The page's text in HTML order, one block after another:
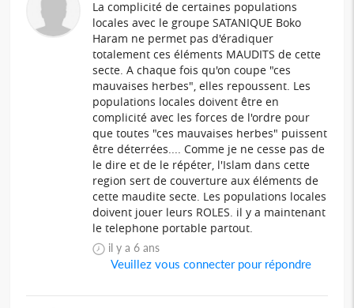
La complicité de certaines populations
locales avec le groupe SATANIQUE Boko
Haram ne permet pas d'éradiquer
totalement ces éléments MAUDITS de cette
secte. A chaque fois qu'on coupe "ces
mauvaises herbes", elles repoussent. Les
populations locales doivent être en
complicité avec les forces de l'ordre pour
que toutes "ces mauvaises herbes" puissent
être déterrées.... Comme je ne cesse pas de
le dire et de le répéter, l'Islam dans cette
region sert de couverture aux éléments de
cette maudite secte. Les populations locales
doivent jouer leurs ROLES. il y a maintenant
le telephone portable partout.
il y a 6 ans
Veuillez vous connecter pour répondre